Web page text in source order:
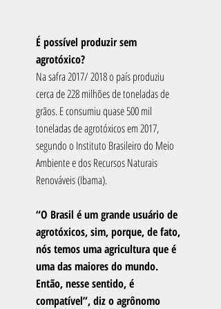
É possível produzir sem
agrotóxico?
Na safra 2017/ 2018 o país produziu
cerca de 228 milhões de toneladas de
grãos. E consumiu quase 500 mil
toneladas de agrotóxicos em 2017,
segundo o Instituto Brasileiro do Meio
Ambiente e dos Recursos Naturais
Renováveis (Ibama).
“O Brasil é um grande usuário de
agrotóxicos, sim, porque, de fato,
nós temos uma agricultura que é
uma das maiores do mundo.
Então, nesse sentido, é
compatível”, diz o agrônomo